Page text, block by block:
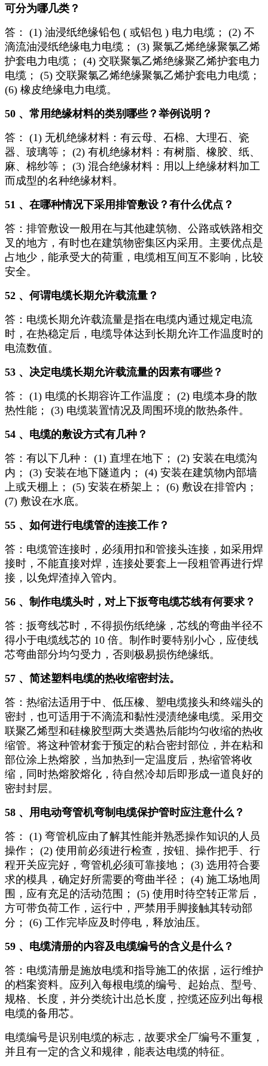
可分为哪几类？
答： (1) 油浸纸绝缘铅包 ( 或铝包 ) 电力电缆； (2) 不
滴流油浸纸绝缘电力电缆； (3) 聚氯乙烯绝缘聚氯乙烯
护套电力电缆； (4) 交联聚氯乙烯绝缘聚乙烯护套电力
电缆； (5) 交联聚氯乙烯绝缘聚氯乙烯护套电力电缆；
(6) 橡皮绝缘电力电缆。
50 、常用绝缘材料的类别哪些？举例说明？
答： (1) 无机绝缘材料：有云母、石棉、大理石、瓷
器、玻璃等； (2) 有机绝缘材料：有树脂、橡胶、纸、
麻、棉纱等； (3) 混合绝缘材料：用以上绝缘材料加工
而成型的名种绝缘材料。
51 、在哪种情况下采用排管敷设？有什么优点？
答：排管敷设一般用在与其他建筑物、公路或铁路相交
叉的地方，有时也在建筑物密集区内采用。主要优点是
占地少，能承受大的荷重，电缆相互间互不影响，比较
安全。
52 、何谓电缆长期允许载流量？
答：电缆长期允许载流量是指在电缆内通过规定电流
时，在热稳定后，电缆导体达到长期允许工作温度时的
电流数值。
53 、决定电缆长期允许载流量的因素有哪些？
答： (1) 电缆的长期容许工作温度； (2) 电缆本身的散
热性能； (3) 电缆装置情况及周围环境的散热条件。
54 、电缆的敷设方式有几种？
答：有以下几种： (1) 直埋在地下； (2) 安装在电缆沟
内； (3) 安装在地下隧道内； (4) 安装在建筑物内部墙
上或天棚上； (5) 安装在桥架上； (6) 敷设在排管内；
(7) 敷设在水底。
55 、如何进行电缆管的连接工作？
答：电缆管连接时，必须用扣和管接头连接，如采用焊
接时，不能直接对焊，连接处要套上一段粗管再进行焊
接，以免焊渣掉入管内。
56 、制作电缆头时，对上下扳弯电缆芯线有何要求？
答：扳弯线芯时，不得损伤纸绝缘，芯线的弯曲半径不
得小于电缆线芯的 10 倍。制作时要特别小心，应使线
芯弯曲部分均匀受力，否则极易损伤绝缘纸。
57 、简述塑料电缆的热收缩密封法。
答：热缩法适用于中、低压橡、塑电缆接头和终端头的
密封，也可适用于不滴流和黏性浸渍绝缘电缆。采用交
联聚乙烯型和硅橡胶型两大类遇热后能均匀收缩的热收
缩管。将这种管材套于预定的粘合密封部位，并在粘和
部位涂上热熔胶，当加热到一定温度后，热缩管将收
缩，同时热熔胶熔化，待自然冷却后即形成一道良好的
密封封层。
58 、用电动弯管机弯制电缆保护管时应注意什么？
答： (1) 弯管机应由了解其性能并熟悉操作知识的人员
操作； (2) 使用前必须进行检查，按钮、操作把手、行
程开关应完好，弯管机必须可靠接地； (3) 选用符合要
求的模具，确定好所需要的弯曲半径； (4) 施工场地周
围，应有充足的活动范围； (5) 使用时待空转正常后，
方可带负荷工作，运行中，严禁用手脚接触其转动部
分； (6) 工作完毕应及时停电，释放油压。
59 、电缆清册的内容及电缆编号的含义是什么？
答：电缆清册是施放电缆和指导施工的依据，运行维护
的档案资料。应列入每根电缆的编号、起始点、型号、
规格、长度，并分类统计出总长度，控缆还应列出每根
电缆的备用芯。
电缆编号是识别电缆的标志，故要求全厂编号不重复，
并且有一定的含义和规律，能表达电缆的特征。